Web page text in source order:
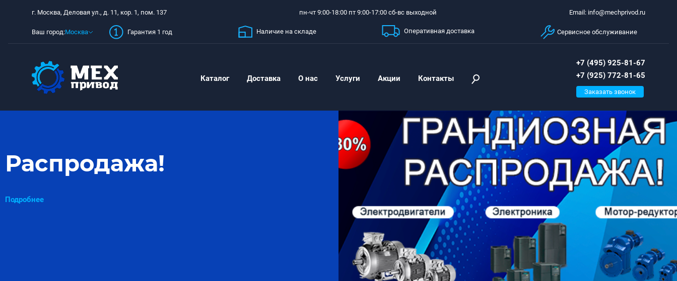
г. Москва, Деловая ул., д. 11, кор. 1, пом. 137 пн-чт 9:00-18:00 пт 9:00-17:00 сб-вс выходной Email: info@mechprivod.ru
Ваш город:Москва Гарантия 1 год Наличие на складе Оперативная доставка Сервисное обслуживание
Каталог Доставка О нас Услуги Акции Контакты
+7 (495) 925-81-67
+7 (925) 772-81-65
Заказать звонок
Распродажа!
Подробнее